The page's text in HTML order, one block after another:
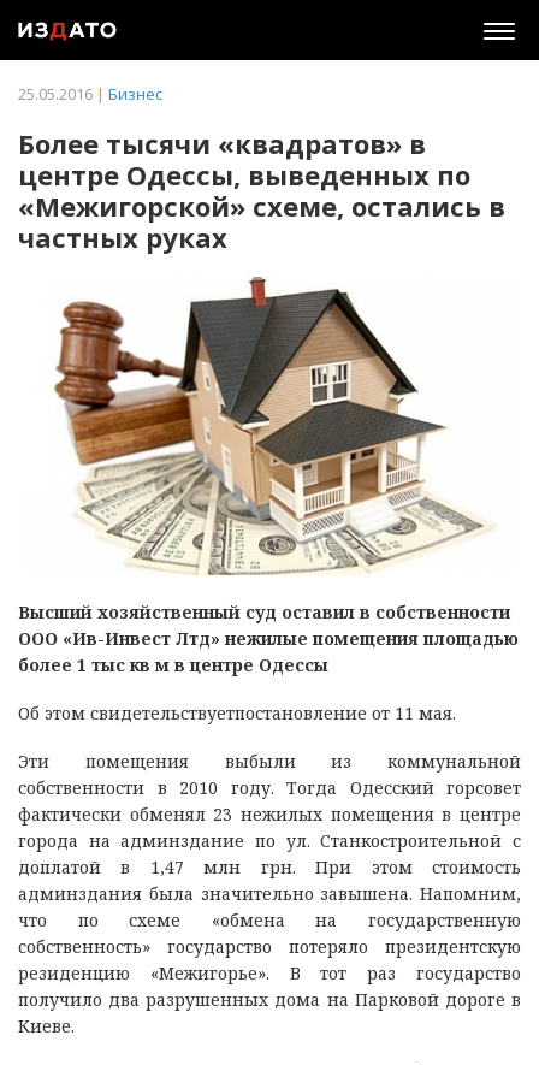
25.05.2016 | Бизнес
Более тысячи «квадратов» в
центре Одессы, выведенных по
«Межигорской» схеме, остались в
частных руках
Высший хозяйственный суд оставил в собственности
ООО «Ив-Инвест Лтд» нежилые помещения площадью
более 1 тыс кв м в центре Одессы
Об этом свидетельствуетпостановление от 11 мая.
Эти помещения выбыли из коммунальной
собственности в 2010 году. Тогда Одесский горсовет
фактически обменял 23 нежилых помещения в центре
города на админздание по ул. Станкостроительной с
доплатой в 1,47 млн грн. При этом стоимость
админздания была значительно завышена. Напомним,
что по схеме «обмена на государственную
собственность» государство потеряло президентскую
резиденцию «Межигорье». В тот раз государство
получило два разрушенных дома на Парковой дороге в
Киеве.